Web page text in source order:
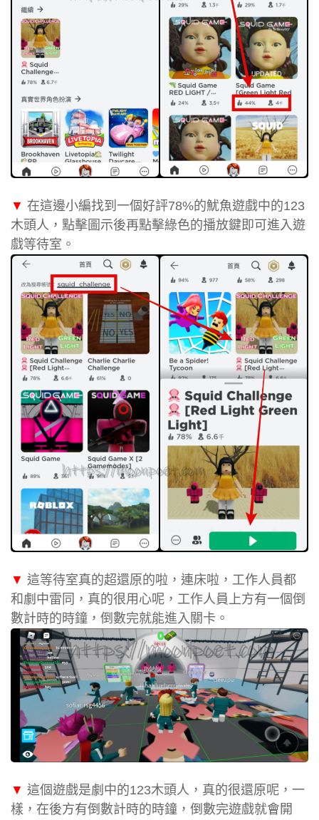
▼ 在這邊小編找到一個好評78%的魷魚遊戲中的123
木頭人，點擊圖示後再點擊綠色的播放鍵即可進入遊
戲等待室。
▼ 這等待室真的超還原的啦，連床啦，工作人員都
和劇中雷同，真的很用心呢，工作人員上方有一個倒
數計時的時鐘，倒數完就能進入關卡。
▼ 這個遊戲是劇中的123木頭人，真的很還原呢，一
樣，在後方有倒數計時的時鐘，倒數完遊戲就會開